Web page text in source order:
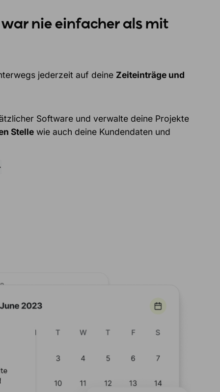
nie einfacher als mit
jederzeit auf deine Zeiteinträge und
Software und verwalte deine Projekte
Stellewie auch deine Kundendaten und